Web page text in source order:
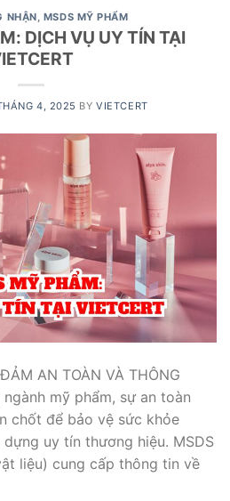
NHẬN MSDS MỸ PHẨM
DỊCH VỤ UY TÍN TẠI
4, 2025 BYVIETCERT
AN TOÀN VÀ THÔNG
ngành mỹ phẩm, sự an toàn
chốt để bảo vệ sức khỏe
uy tín thương hiệu. MSDS
liệu) cung cấp thông tin về